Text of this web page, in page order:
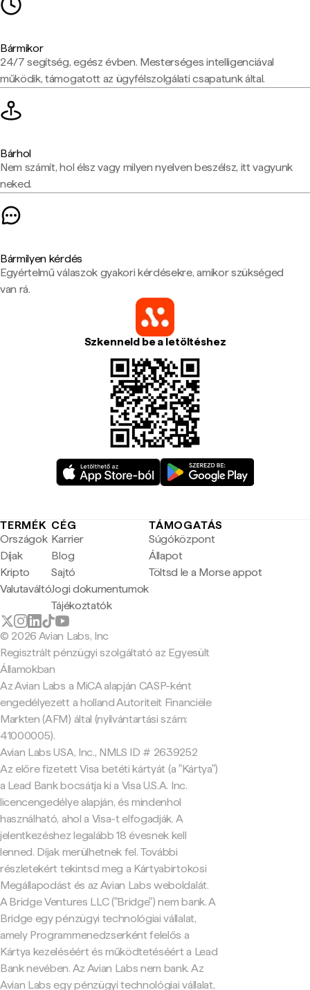
Bármikor
24/7 segítség, egész évben. Mesterséges intelligenciával
működik, támogatott az ügyfélszolgálati csapatunk által.
Bárhol
Nem számít, hol élsz vagy milyen nyelven beszélsz, itt vagyunk
neked.
Bármilyen kérdés
Egyértelmű válaszok gyakori kérdésekre, amikor szükséged
van rá.
Szkenneld be a letöltéshez
TERMÉK
Országok
Díjak
Kripto
Valutaváltó
CÉG
Karrier
Blog
Sajtó
Jogi dokumentumok
Tájékoztatók
TÁMOGATÁS
Súgóközpont
Állapot
Töltsd le a Morse appot
© 2026 Avian Labs, Inc
Regisztrált pénzügyi szolgáltató az Egyesült
Államokban
Az Avian Labs a MiCA alapján CASP-ként
engedélyezett a holland Autoriteit Financiële
Markten (AFM) által (nyilvántartási szám:
41000005).
Avian Labs USA, Inc., NMLS ID # 2639252
Az előre fizetett Visa betéti kártyát (a "Kártya")
a Lead Bank bocsátja ki a Visa U.S.A. Inc.
licencengedélye alapján, és mindenhol
használható, ahol a Visa-t elfogadják. A
jelentkezéshez legalább 18 évesnek kell
lenned. Díjak merülhetnek fel. További
részletekért tekintsd meg a Kártyabirtokosi
Megállapodást és az Avian Labs weboldalát.
A Bridge Ventures LLC ("Bridge") nem bank. A
Bridge egy pénzügyi technológiai vállalat,
amely Programmenedzserként felelős a
Kártya kezeléséért és működtetéséért a Lead
Bank nevében. Az Avian Labs nem bank. Az
Avian Labs egy pénzügyi technológiai vállalat,